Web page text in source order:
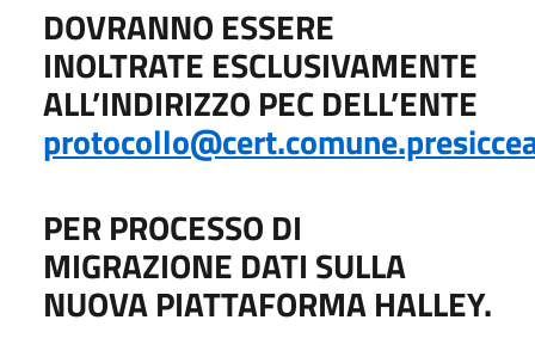
DOVRANNO ESSERE
INOLTRATE ESCLUSIVAMENTE
ALL’INDIRIZZO PEC DELL’ENTE
PER PROCESSO DI
MIGRAZIONE DATI SULLA
NUOVA PIATTAFORMA HALLEY.